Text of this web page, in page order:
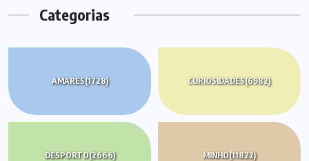
Categorias
AMARES(1728) CURIOSIDADES(6982)
DESPORTO(2666) MINHO(11822)